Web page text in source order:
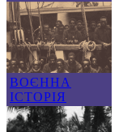
ВОЄННА
ІСТОРІЯ